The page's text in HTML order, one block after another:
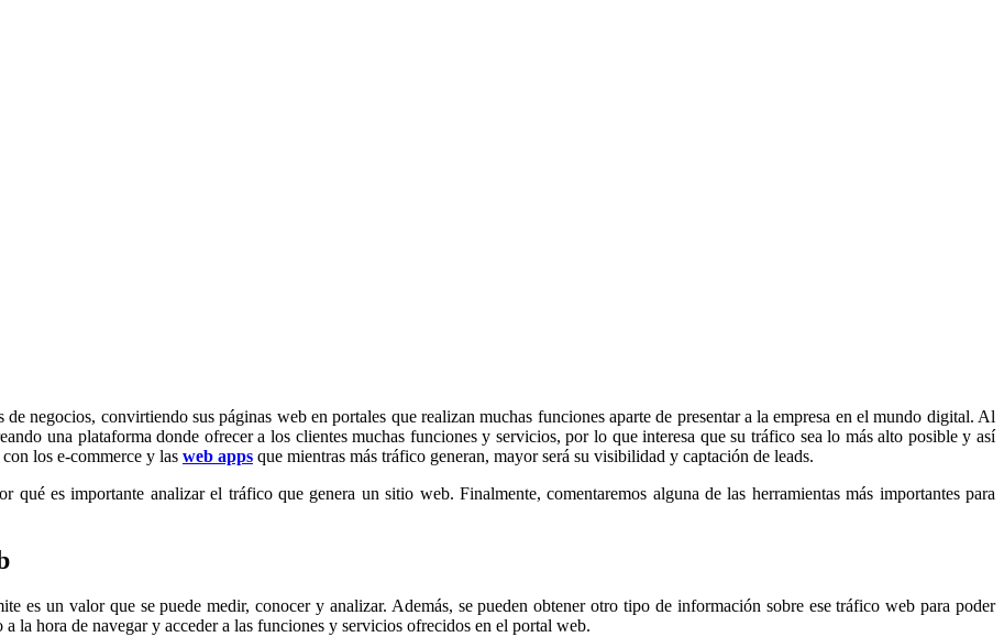
negocios, convirtiendo sus páginas web en portales que realizan muchas funciones aparte de presentar a la empresa en el mundo digital. Al
una plataforma donde ofrecer a los clientes muchas funciones y servicios, por lo que interesa que su tráfico sea lo más alto posible y así
los e-commerce y las web apps que mientras más tráfico generan, mayor será su visibilidad y captación de leads.
qué es importante analizar el tráfico que genera un sitio web. Finalmente, comentaremos alguna de las herramientas más importantes para
es un valor que se puede medir, conocer y analizar. Además, se pueden obtener otro tipo de información sobre ese tráfico web para poder
la hora de navegar y acceder a las funciones y servicios ofrecidos en el portal web.